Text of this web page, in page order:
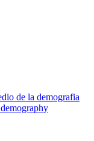
de la demografia